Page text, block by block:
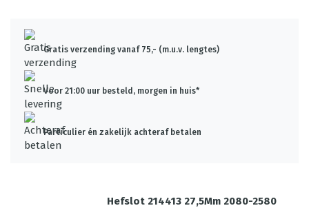
Gratis verzending vanaf 75,- (m.u.v. lengtes)
Voor 21:00 uur besteld, morgen in huis*
Particulier én zakelijk achteraf betalen
Hefslot 214413 27,5Mm 2080-2580